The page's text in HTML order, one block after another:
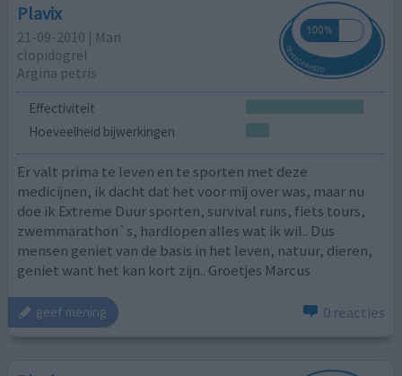
Plavix
21-09-2010 | Man
clopidogrel
Argina petris
Effectiviteit
Hoeveelheid bijwerkingen
Er valt prima te leven en te sporten met deze
medicijnen, ik dacht dat het voor mij over was, maar nu
doe ik Extreme Duur sporten, survival runs, fiets tours,
zwemmarathon`s, hardlopen alles wat ik wil.. Dus
mensen geniet van de basis in het leven, natuur, dieren,
geniet want het kan kort zijn.. Groetjes Marcus
geef mening 0 reacties